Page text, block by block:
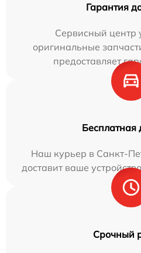
Гарантия
Сервисный центр
оригинальные
предоставляет
Бесплатная
Наш курьер в Санкт-
доставит ваше
Срочный